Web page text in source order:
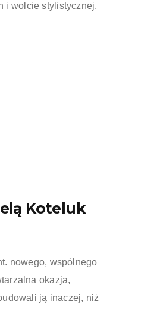
i wolcie stylistycznej,
Koteluk
nowego, wspólnego
okazja,
ją inaczej, niż